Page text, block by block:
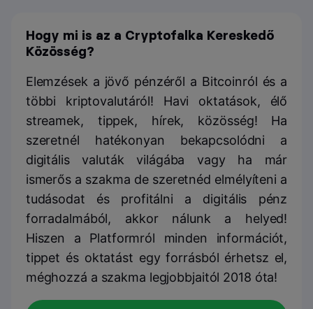
Hogy mi is az a Cryptofalka Kereskedő
Közösség?
Elemzések a jövő pénzéről a Bitcoinról és a
többi kriptovalutáról! Havi oktatások, élő
streamek, tippek, hírek, közösség! Ha
szeretnél hatékonyan bekapcsolódni a
digitális valuták világába vagy ha már
ismerős a szakma de szeretnéd elmélyíteni a
tudásodat és profitálni a digitális pénz
forradalmából, akkor nálunk a helyed!
Hiszen a Platformról minden információt,
tippet és oktatást egy forrásból érhetsz el,
méghozzá a szakma legjobbjaitól 2018 óta!